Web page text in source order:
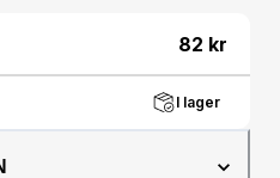
82 kr
I lager